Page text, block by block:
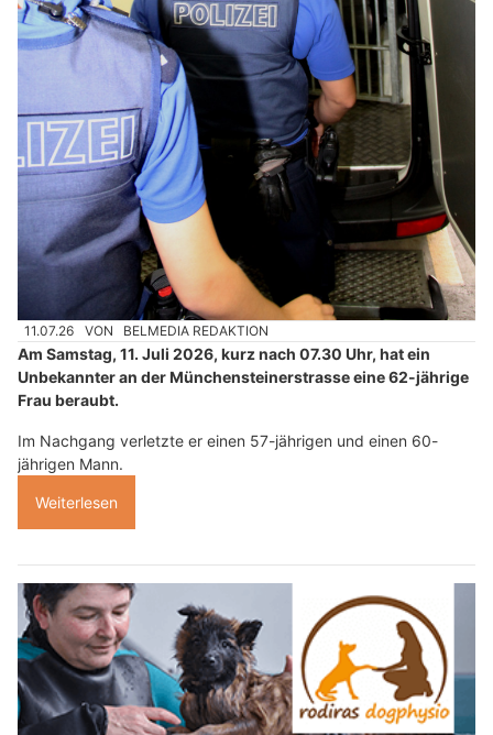
11.07.26 VON BELMEDIA REDAKTION
Am Samstag, 11. Juli 2026, kurz nach 07.30 Uhr, hat ein
Unbekannter an der Münchensteinerstrasse eine 62-jährige
Frau beraubt.
Im Nachgang verletzte er einen 57-jährigen und einen 60-
jährigen Mann.
Weiterlesen